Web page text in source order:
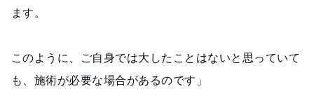
ます。
このように、ご自身では大したことはないと思っていて
も、施術が必要な場合があるのです」